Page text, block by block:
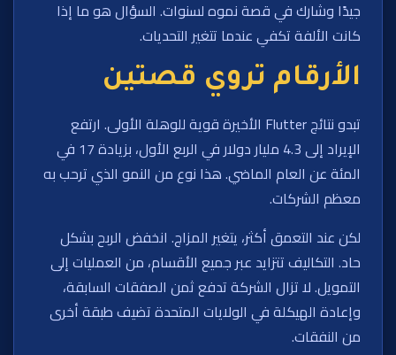
جيدًا وشارك في قصة نموه لسنوات. السؤال هو ما إذا
كانت الألفة تكفي عندما تتغير التحديات.
الأرقام تروي قصتين
تبدو نتائج Flutter الأخيرة قوية للوهلة الأولى. ارتفع
الإيراد إلى 4.3 مليار دولار في الربع الأول، بزيادة 17 في
المئة عن العام الماضي. هذا نوع من النمو الذي ترحب به
معظم الشركات.
لكن عند التعمق أكثر، يتغير المزاج. انخفض الربح بشكل
حاد. التكاليف تتزايد عبر جميع الأقسام، من العمليات إلى
التمويل. لا تزال الشركة تدفع ثمن الصفقات السابقة،
وإعادة الهيكلة في الولايات المتحدة تضيف طبقة أخرى
من النفقات.